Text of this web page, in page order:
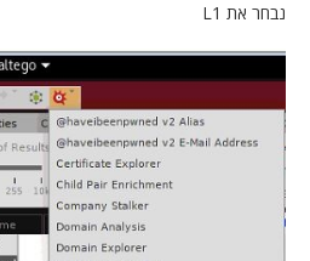
נבחר את L1